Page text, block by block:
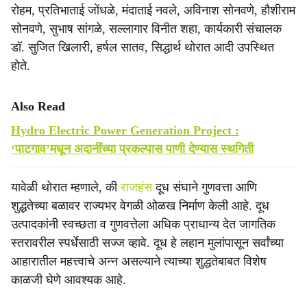
रोहम, प्रतिभाताई जोंधळे, मंदाताई नवले, अविनाश सोनवणे, हौशीराम
सोनवणे, सुभाष सांगळे, सल्लागार विनीत शहा, कार्यकारी संचालक
डॉ. सुजित खिलारी, हर्षल सातव, सिद्धार्थ थोरात आदी उपस्थित
होते.
Also Read
Hydro Electric Power Generation Project :
‘पाटगाव’मधून अदानींच्या प्रकल्पास पाणी देण्यास स्‍थगिती
यावेळी थोरात म्हणाले, कीराजहंसदूध संघाने गुणवत्ता आणि
शुद्धतेच्या बळावर राज्यभर वेगळी ओळख निर्माण केली आहे. दूध
उत्पादकांनी स्वच्छता व गुणवत्तेला अधिक प्राधान्य देत जागतिक
स्तरावरील स्पर्धेसाठी सज्ज व्हावे. दूध हे लहान मुलांपासून सर्वांच्या
आहारातील महत्त्वाचे अन्न असल्याने त्याच्या शुद्धतेबाबत विशेष
काळजी घेणे आवश्यक आहे.